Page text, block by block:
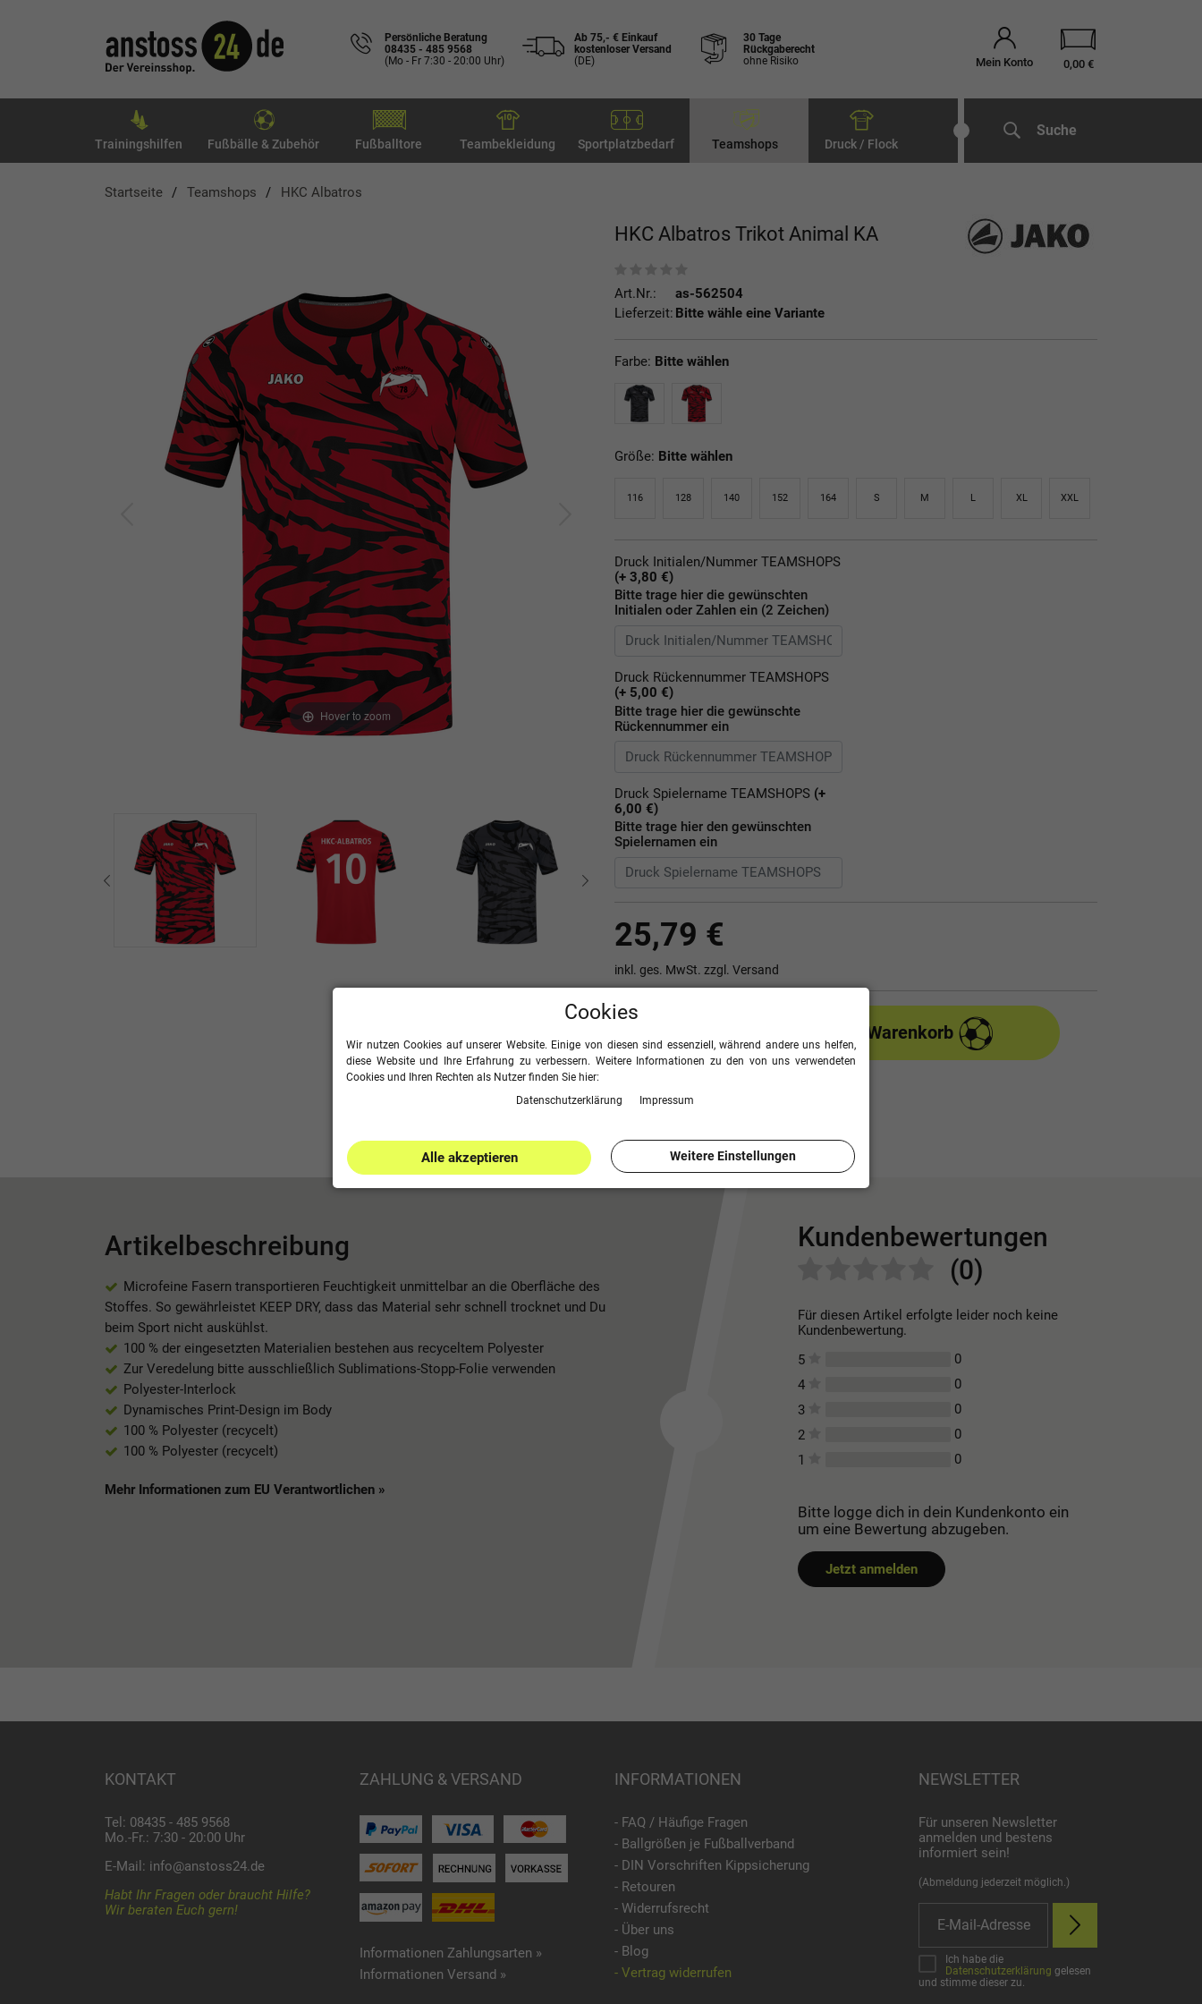
Persönliche Beratung
08435 - 485 9568
(Mo - Fr 7:30 - 20:00 Uhr)
Ab 75,- € Einkauf
kostenloser Versand
(DE)
30 Tage
Rückgaberecht
ohne Risiko
Mein Konto 0,00 €
Trainingshilfen Fußbälle & Zubehör Fußballtore Teambekleidung Sportplatzbedarf Teamshops Druck / Flock
Suche
Startseite Teamshops HKC Albatros
Hover to zoom
HKC Albatros Trikot Animal KA
Art.Nr.:
as-562504
Lieferzeit: Bitte wähle eine Variante
Farbe: Bitte wählen
Größe: Bitte wählen
116 128 140 152 164 S M L XL XXL
Druck Initialen/Nummer TEAMSHOPS
(+ 3,80 €)
Bitte trage hier die gewünschten
Initialen oder Zahlen ein (2 Zeichen)
Druck Rückennummer TEAMSHOPS
(+ 5,00 €)
Bitte trage hier die gewünschte
Rückennummer ein
Druck Spielername TEAMSHOPS (+
6,00 €)
Bitte trage hier den gewünschten
Spielernamen ein
25,79 €
inkl. ges. MwSt. zzgl. Versand
In den Warenkorb
Artikelbeschreibung
Microfeine Fasern transportieren Feuchtigkeit unmittelbar an die Oberfläche des
Stoffes. So gewährleistet KEEP DRY, dass das Material sehr schnell trocknet und Du
beim Sport nicht auskühlst.
100 % der eingesetzten Materialien bestehen aus recyceltem Polyester
Zur Veredelung bitte ausschließlich Sublimations-Stopp-Folie verwenden
Polyester-Interlock
Dynamisches Print-Design im Body
100 % Polyester (recycelt)
100 % Polyester (recycelt)
Mehr Informationen zum EU Verantwortlichen »
Kundenbewertungen
(0)
Für diesen Artikel erfolgte leider noch keine
Kundenbewertung.
5
0
4
0
3
0
2
0
1
0
Bitte logge dich in dein Kundenkonto ein
um eine Bewertung abzugeben.
Jetzt anmelden
KONTAKT
Tel: 08435 - 485 9568
Mo.-Fr.: 7:30 - 20:00 Uhr
E-Mail: info@anstoss24.de
Habt Ihr Fragen oder braucht Hilfe?
Wir beraten Euch gern!
ZAHLUNG & VERSAND
Informationen Zahlungsarten »
Informationen Versand »
INFORMATIONEN
- FAQ / Häufige Fragen
- Ballgrößen je Fußballverband
- DIN Vorschriften Kippsicherung
- Retouren
- Widerrufsrecht
- Über uns
- Blog
- Vertrag widerrufen
NEWSLETTER
Für unseren Newsletter
anmelden und bestens
informiert sein!
(Abmeldung jederzeit möglich.)
Ich habe die
Datenschutzerklärung gelesen
und stimme dieser zu.
Cookies
Wir nutzen Cookies auf unserer Website. Einige von diesen sind essenziell, während andere uns helfen,
diese Website und Ihre Erfahrung zu verbessern. Weitere Informationen zu den von uns verwendeten
Cookies und Ihren Rechten als Nutzer finden Sie hier:
Daten­schutz­erklärung
Impressum
Alle akzeptieren Weitere Einstellungen